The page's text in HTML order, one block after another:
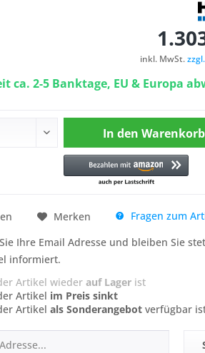
inkl. MwSt.
ca. 2-5 Banktage, EU & Europa
In den Warenkorb
Merken
Fragen zum
Ihre Email Adresse und bleiben Sie
informiert.
Artikel wieder auf Lagerist
Artikel im Preis sinkt
Artikel als Sonderangebotverfügbar